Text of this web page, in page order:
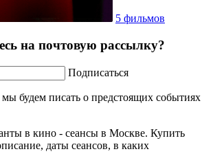
5 фильмов
на почтовую рассылку?
Подписаться
будем писать о предстоящих событиях
в кино - сеансы в Москве. Купить
даты сеансов, в каких